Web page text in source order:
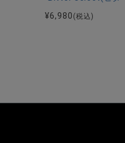
¥6,980 (税込)